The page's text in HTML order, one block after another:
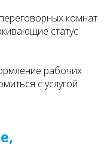
комнат
статус
рабочих
с услугой